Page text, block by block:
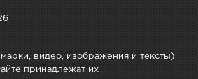
видео, изображения и тексты)
принадлежат их